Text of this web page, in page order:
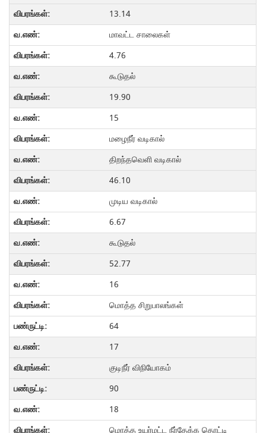
13.14
மாவட்ட சாலைகள்
4.76
கூடுதல்
19.90
15
மழைநீர் வடிகால்
திறந்தவெளி வடிகால்
46.10
முடிய வடிகால்
6.67
கூடுதல்
52.77
16
மொத்த சிறுபாலங்கள்
64
17
குடிநீர் விநியோகம்
90
18
மொத்த உயர்மட்ட நீர்தேக்க தொட்டி